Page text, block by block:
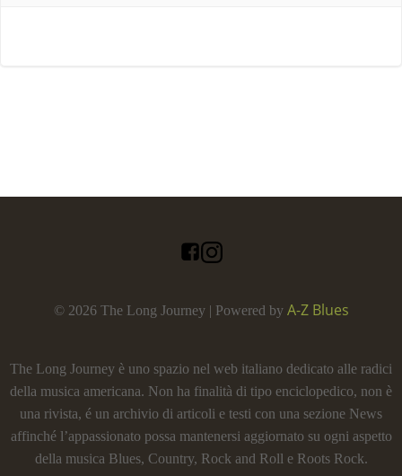
© 2026 The Long Journey | Powered by A-Z Blues
The Long Journey è uno spazio nel web italiano dedicato alle radici
della musica americana. Non ha finalità di tipo enciclopedico, non è
una rivista, é un archivio di articoli e testi con una sezione News
affinché l’appassionato possa mantenersi aggiornato su ogni aspetto
della musica Blues, Country, Rock and Roll e Roots Rock.